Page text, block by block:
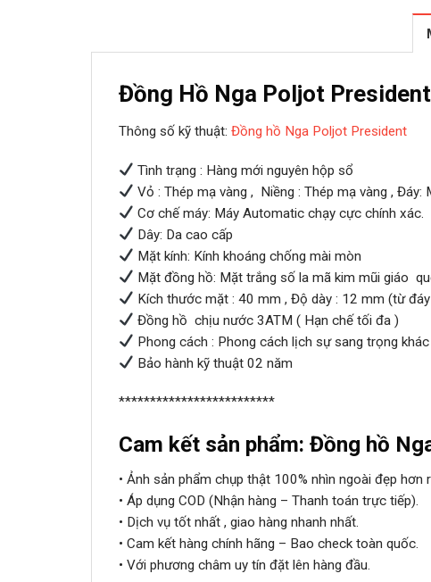
Đồng Hồ Nga Poljot
Thông số kỹ thuật: Đồng hồ Nga Poljot President
Tình trạng : Hàng mới nguyên hộp sổ
Vỏ : Thép mạ vàng , Niềng : Thép mạ vàng , Đáy:
Cơ chế máy: Máy Automatic chạy cực chính xác.
Dây: Da cao cấp
Mặt kính: Kính khoáng chống mài mòn
Mặt đồng hồ: Mặt trắng số la mã kim mũi giáo
Kích thước mặt : 40 mm , Độ dày : 12 mm (từ
Đồng hồ chịu nước 3ATM ( Hạn chế tối đa )
Phong cách : Phong cách lịch sự sang trọng
Bảo hành kỹ thuật 02 năm
*************************
Cam kết sản phẩm: Đồng hồ
• Ảnh sản phẩm chụp thật 100% nhìn ngoài đẹp hơn
• Áp dụng COD (Nhận hàng – Thanh toán trực tiếp).
• Dịch vụ tốt nhất , giao hàng nhanh nhất.
• Cam kết hàng chính hãng – Bao check toàn quốc.
• Với phương châm uy tín đặt lên hàng đầu.